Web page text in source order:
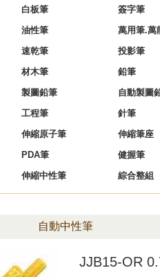
白板筆 簽字筆
油性筆 萬用筆.萬
速乾筆 投影筆
材木筆 鉛筆
製圖鉛筆 自動製圖
工程筆 針筆
伸縮原子筆 伸縮筆座
PDA筆 健握筆
伸縮中性筆 綜合整組
自動中性筆
JJB15-OR